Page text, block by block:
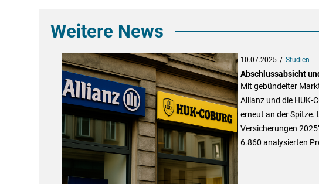
Weitere News
10.07.2025 Studien
Abschlussabsicht
Mit gebündelter
Allianz und die HUK-
erneut an der Spitze.
Versicherungen
6.860 analysierten